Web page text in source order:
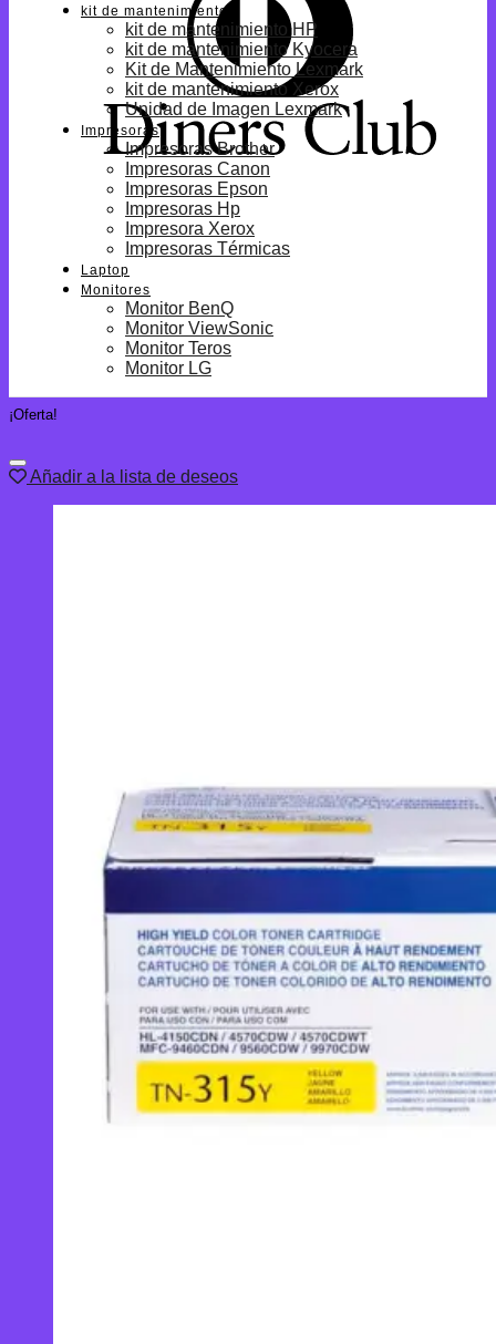
kit de mantenimiento
kit de mantenimiento HP
kit de mantenimiento Kyocera
Kit de Mantenimiento Lexmark
kit de mantenimiento Xerox
Unidad de Imagen Lexmark
Impresoras
Impresoras Brother
Impresoras Canon
Impresoras Epson
Impresoras Hp
Impresora Xerox
Impresoras Térmicas
Laptop
Monitores
Monitor BenQ
Monitor ViewSonic
Monitor Teros
Monitor LG
¡Oferta!
Añadir a la lista de deseos